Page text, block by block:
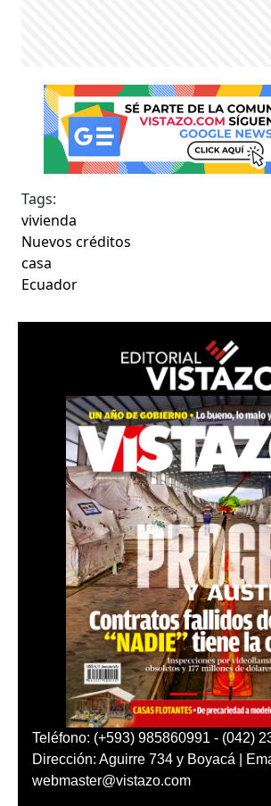
Tags:
vivienda
Nuevos créditos
casa
Ecuador
Teléfono: (+593) 985860991 - (042)
Dirección: Aguirre 734 y Boyacá |
webmaster@vistazo.com